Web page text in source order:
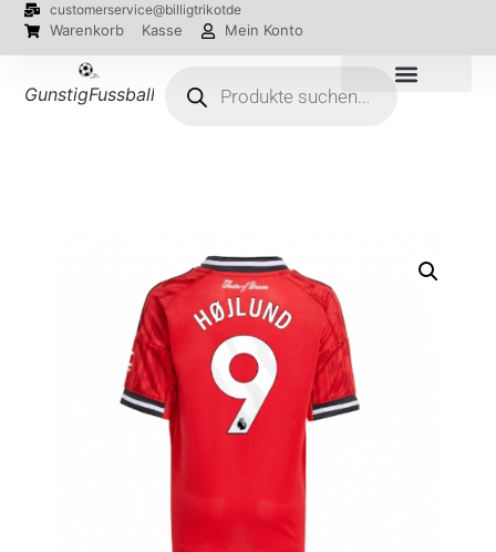
customerservice@billigtrikotde
Warenkorb Kasse Mein Konto
GunstigFussballTrikot